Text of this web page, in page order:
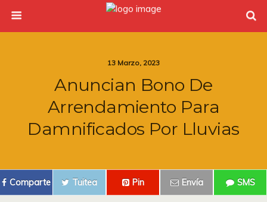
13 Marzo, 2023
Anuncian Bono De
Arrendamiento Para
Damnificados Por Lluvias
Comparte Tuitea Pin Envía SMS